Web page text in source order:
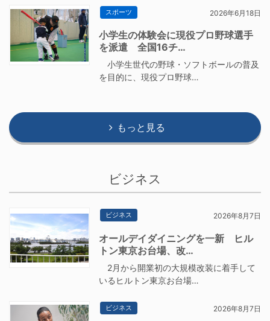
スポーツ 2026年6月18日
小学生の体験会に現役プロ野球選手
を派遣 全国16チ…
小学生世代の野球・ソフトボールの普及
を目的に、現役プロ野球…
もっと見る
ビジネス
ビジネス 2026年8月7日
オールデイダイニングを一新 ヒル
トン東京お台場、改…
2月から開業初の大規模改装に着手して
いるヒルトン東京お台場…
ビジネス 2026年8月7日